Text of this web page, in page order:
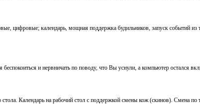
цифровые; календарь, мощная поддержка будильников, запуск событий
беспокоиться и нервничать по поводу, что Вы уснули, а компьютер остался
Календарь на рабочий стол с поддержкой смены кож (скинов). Смена по